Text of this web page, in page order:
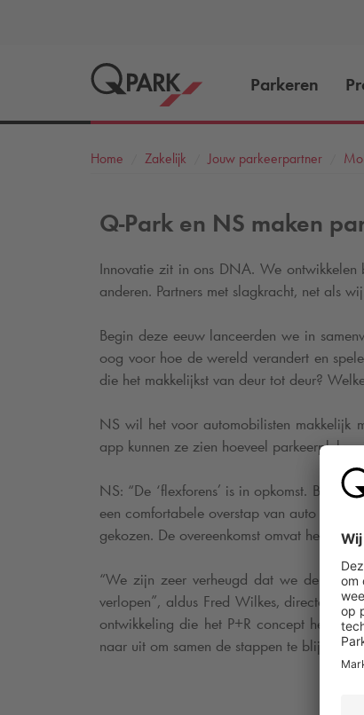
Parkeren
Home Zakelijk Jouw parkeerpartner
Q-Park en NS maken
Innovatie zit in ons DNA. We ontwikkelen
anderen. Partners met slagkracht, net als
Begin deze eeuw lanceerden we in
oog voor hoe de wereld verandert en
die het makkelijkst van deur tot deur?
NS wil het voor automobilisten makkelijk
app kunnen ze zien hoeveel parkeerplek
NS: “De ‘flexforens’ is in opkomst.
een comfortabele overstap van auto op
gekozen. De overeenkomst omvat het
“We zijn zeer verheugd dat we de
verlopen”, aldus Fred Wilkes, directeur
ontwikkeling die het P+R concept heeft
naar uit om samen de stappen te blijven